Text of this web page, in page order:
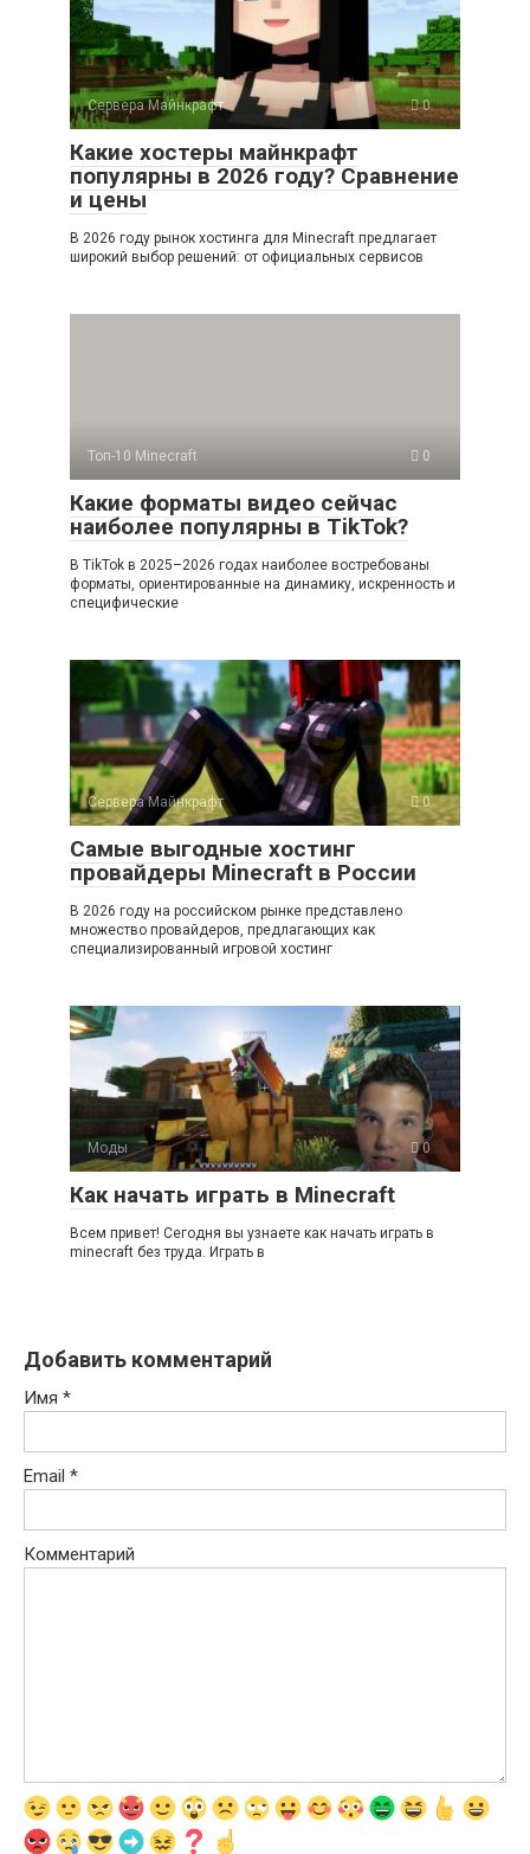
Сервера Майнкрафт 0
Какие хостеры майнкрафт
популярны в 2026 году? Сравнение
и цены
В 2026 году рынок хостинга для Minecraft предлагает
широкий выбор решений: от официальных сервисов
Топ-10 Minecraft 0
Какие форматы видео сейчас
наиболее популярны в TikTok?
В TikTok в 2025–2026 годах наиболее востребованы
форматы, ориентированные на динамику, искренность и
специфические
Сервера Майнкрафт 0
Самые выгодные хостинг
провайдеры Minecraft в России
В 2026 году на российском рынке представлено
множество провайдеров, предлагающих как
специализированный игровой хостинг
Моды 0
Как начать играть в Minecraft
Всем привет! Сегодня вы узнаете как начать играть в
minecraft без труда. Играть в
Добавить комментарий
Имя *
Email *
Комментарий